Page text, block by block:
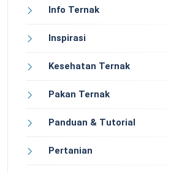
Info Ternak
Inspirasi
Kesehatan Ternak
Pakan Ternak
Panduan & Tutorial
Pertanian